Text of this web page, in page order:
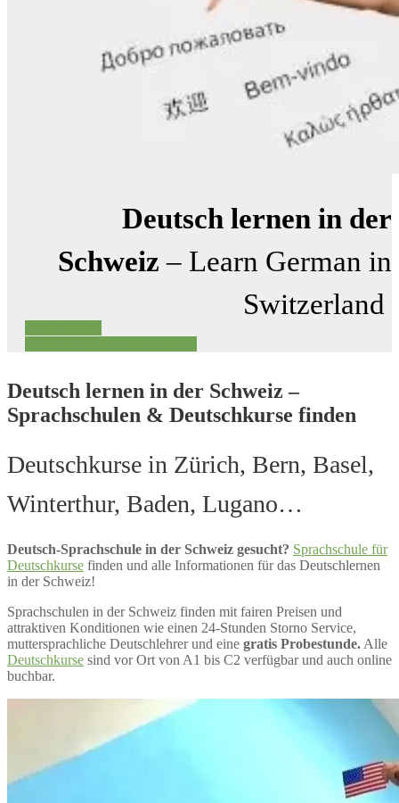
Deutsch lernen in der
Schweiz – Learn German in
Switzerland
Deutsch lernen in der Schweiz –
Sprachschulen & Deutschkurse finden
Deutschkurse in Zürich, Bern, Basel,
Winterthur, Baden, Lugano…
Deutsch-Sprachschule in der Schweiz gesucht? Sprachschule für
Deutschkurse finden und alle Informationen für das Deutschlernen
in der Schweiz!
Sprachschulen in der Schweiz finden mit fairen Preisen und
attraktiven Konditionen wie einen 24-Stunden Storno Service,
muttersprachliche Deutschlehrer und eine gratis Probestunde. Alle
Deutschkurse sind vor Ort von A1 bis C2 verfügbar und auch online
buchbar.